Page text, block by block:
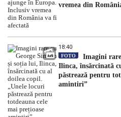
vremea din
18:40
FOTO
Imagini
Ilinca, însărcinată
păstrează pentru
amintiri”